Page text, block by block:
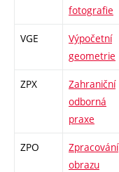
fotografie
VGE
Výpočetní
geometrie
ZPX
Zahraniční
odborná
praxe
ZPO
Zpracování
obrazu